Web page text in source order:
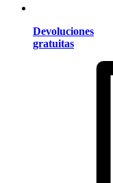
Devoluciones
gratuitas